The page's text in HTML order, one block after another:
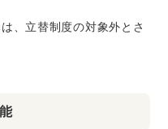
、立替制度の対象外とさ